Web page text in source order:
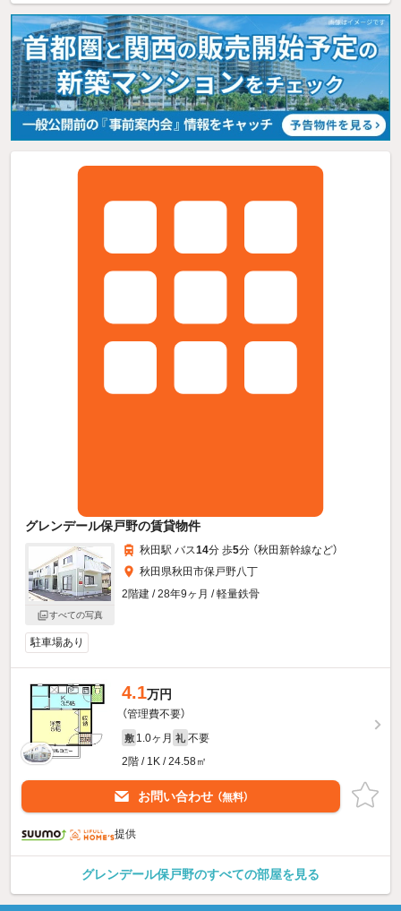
グレンデール保戸野の賃貸物件
すべての写真
秋田駅 バス14分 歩5分 （秋田新幹線など）
秋田県秋田市保戸野八丁
2階建 / 28年9ヶ月 / 軽量鉄骨
駐車場あり
4.1万円
（管理費不要）
敷 1.0ヶ月 礼 不要
2階 / 1K / 24.58㎡
お問い合わせ （無料）
提供
グレンデール保戸野のすべての部屋を見る